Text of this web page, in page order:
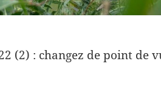
(2) : changez de point de